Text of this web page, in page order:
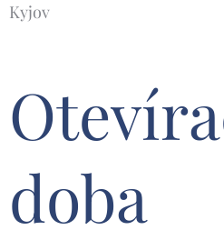
Kyjov
doba